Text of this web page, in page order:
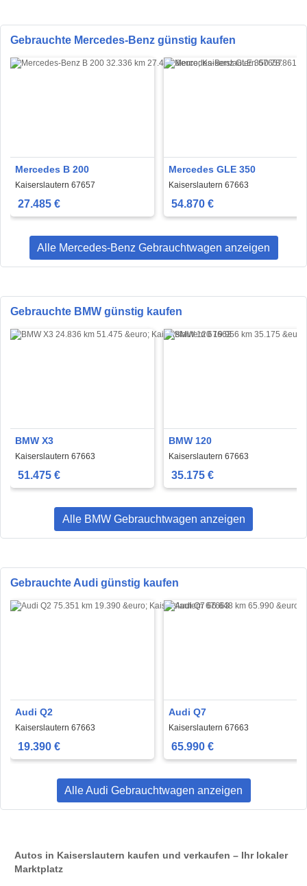
Gebrauchte Mercedes-Benz günstig kaufen
Mercedes B 200
Kaiserslautern 67657
27.485 €
Mercedes GLE 350
Kaiserslautern 67663
54.870 €
Alle Mercedes-Benz Gebrauchtwagen anzeigen
Gebrauchte BMW günstig kaufen
BMW X3
Kaiserslautern 67663
51.475 €
BMW 120
Kaiserslautern 67663
35.175 €
Alle BMW Gebrauchtwagen anzeigen
Gebrauchte Audi günstig kaufen
Audi Q2
Kaiserslautern 67663
19.390 €
Audi Q7
Kaiserslautern 67663
65.990 €
Alle Audi Gebrauchtwagen anzeigen
Autos in Kaiserslautern kaufen und verkaufen – Ihr lokaler
Marktplatz